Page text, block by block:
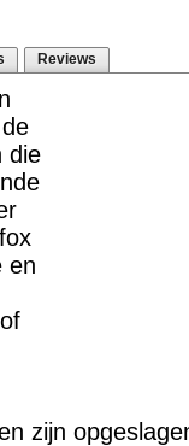
Reviews
die
en
zijn